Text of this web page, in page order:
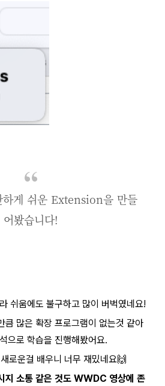
하게 쉬운 Extension을 만들
어봤습니다!
쉬움에도 불구하고 많이 버벅였네요!
큼 많은 확장 프로그램이 없는것 같아
으로 학습을 진행해봤어요.
로운걸 배우니 너무 재밌네요🙌
지 소통 같은 것도 WWDC 영상에 존